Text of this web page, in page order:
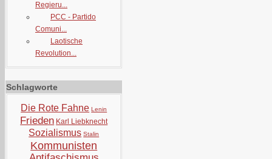
Regieru...
PCC - Partido
Comuni...
Laotische
Revolution...
Schlagworte
Die Rote Fahne Lenin
Frieden Karl Liebknecht
Sozialismus Stalin
Kommunisten